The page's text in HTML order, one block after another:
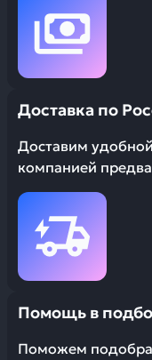
Доставка по
Доставим
компанией
Помощь в
Поможем